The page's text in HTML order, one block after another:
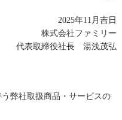
2025年11 月吉日
株式会社ファミリー
代表取締役社長 湯浅茂弘
弊社取扱商品・サービスの